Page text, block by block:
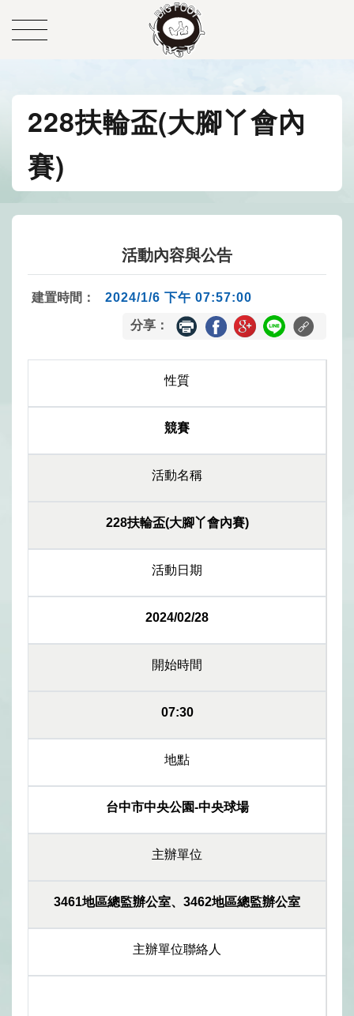
228扶輪盃(大腳丫會內
賽)
活動內容與公告
建置時間： 2024/1/6 下午 07:57:00
分享：
性質
競賽
活動名稱
228扶輪盃(大腳丫會內賽)
活動日期
2024/02/28
開始時間
07:30
地點
台中市中央公園-中央球場
主辦單位
3461地區總監辦公室、3462地區總監辦公室
主辦單位聯絡人